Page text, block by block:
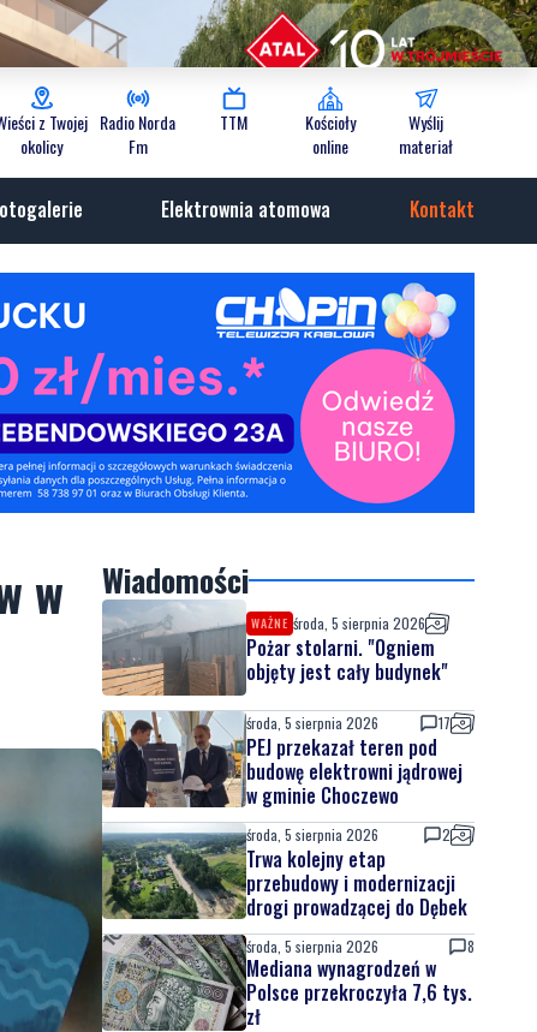
z Twojej
okolicy
Radio Norda
Fm
TTM
Kościoły
online
Wyślij
materiał
Elektrownia atomowa Kontakt
w
Wiadomości
WAŻNE środa, 5 sierpnia 2026
Pożar stolarni. "Ogniem
objęty jest cały budynek"
środa, 5 sierpnia 2026 17
PEJ przekazał teren pod
budowę elektrowni jądrowej
w gminie Choczewo
środa, 5 sierpnia 2026 2
Trwa kolejny etap
przebudowy i modernizacji
drogi prowadzącej do Dębek
środa, 5 sierpnia 2026 8
Mediana wynagrodzeń w
Polsce przekroczyła 7,6 tys.
zł